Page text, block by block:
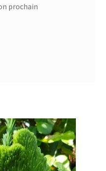
prochain